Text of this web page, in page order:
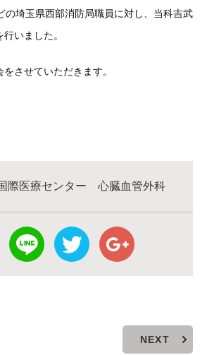
埼玉県西部消防局職員に対し、当科吉武
いました。
させていただきます。
際医療センター 心臓血管外科
NEXT